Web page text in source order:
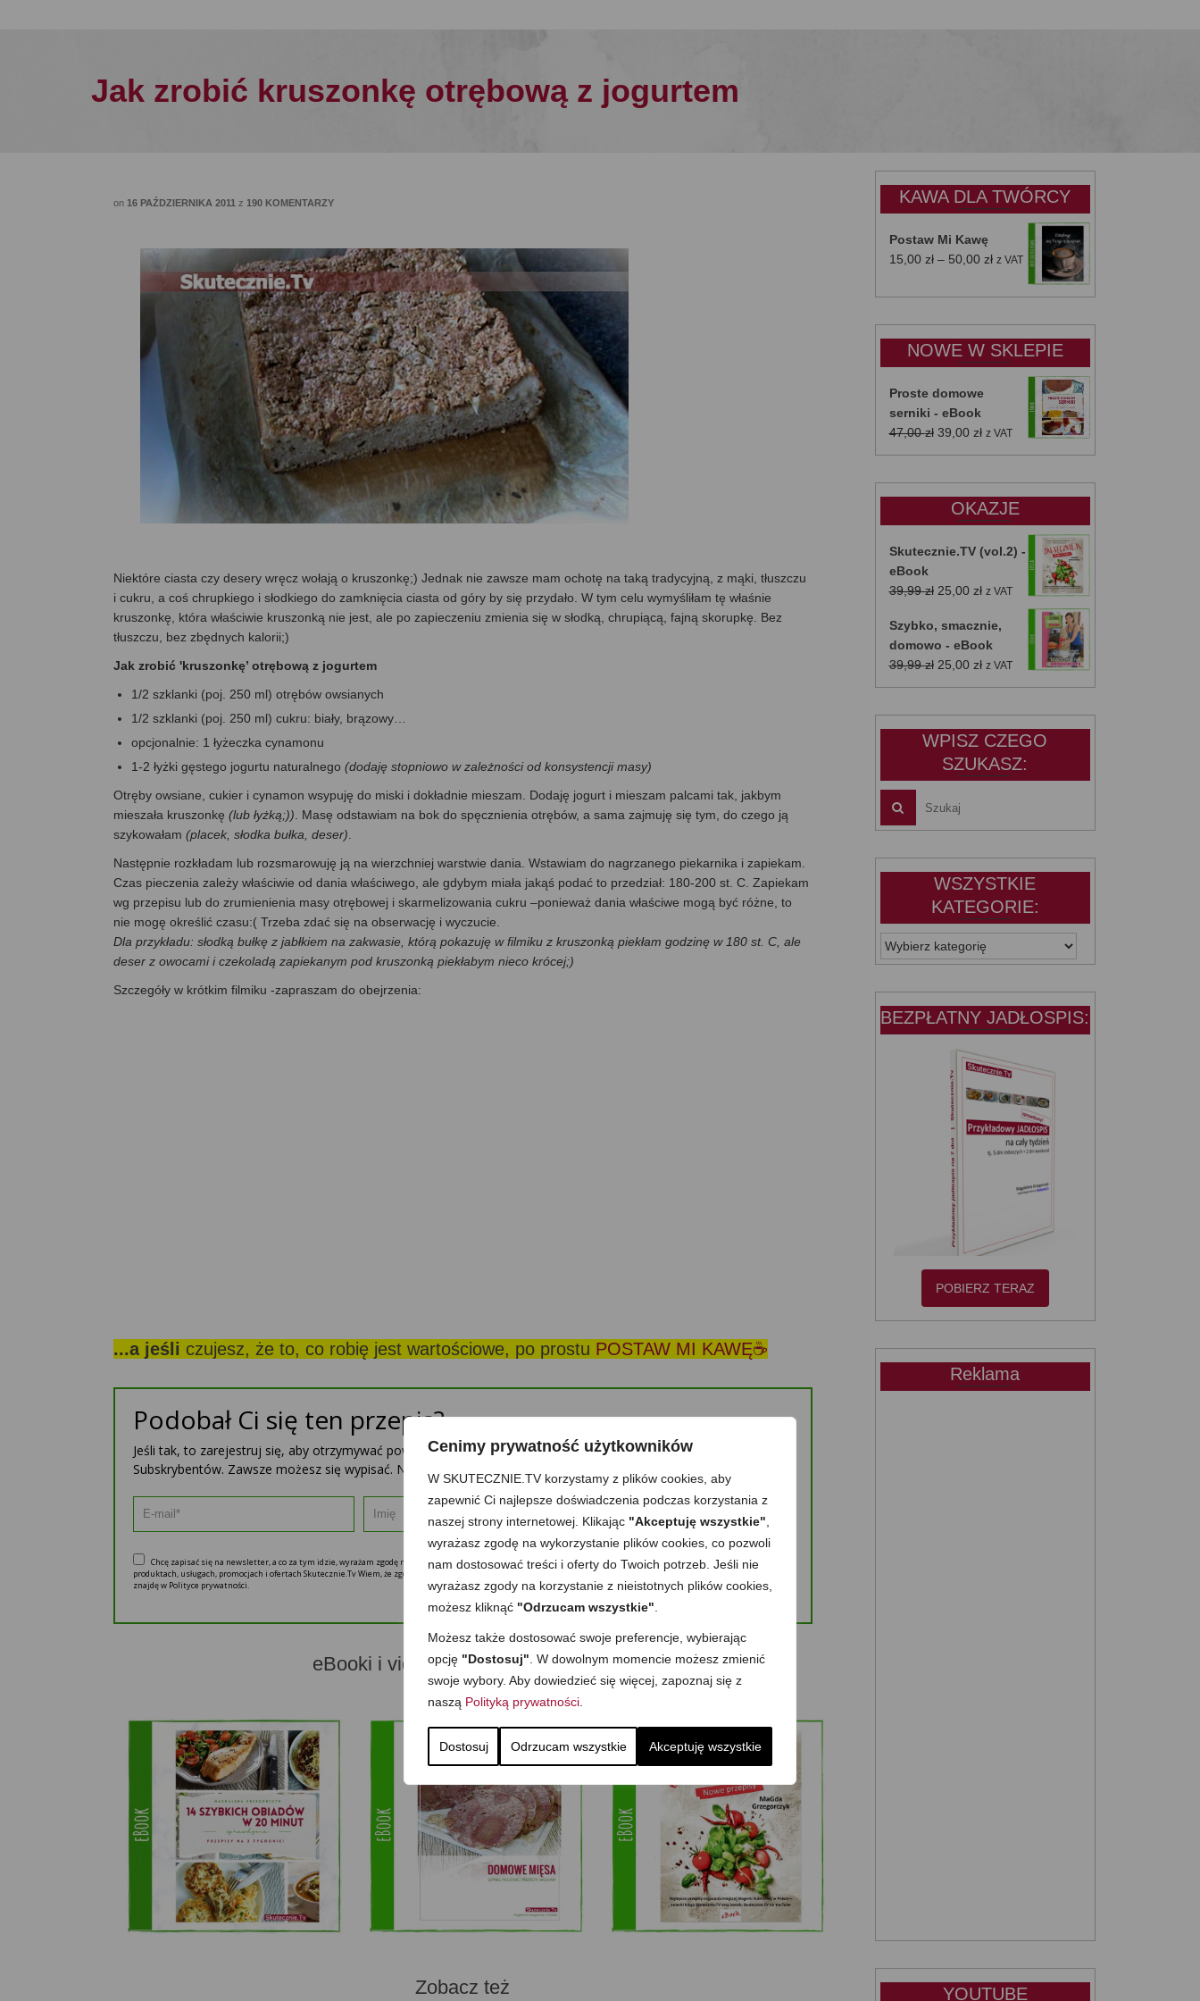
Cenimy prywatność użytkowników
W SKUTECZNIE.TV korzystamy z plików cookies, aby
zapewnić Ci najlepsze doświadczenia podczas korzystania z
naszej strony internetowej. Klikając "Akceptuję wszystkie"
wyrażasz zgodę na wykorzystanie plików cookies, co pozwoli
nam dostosować treści i oferty do Twoich potrzeb. Jeśli nie
wyrażasz zgody na korzystanie z nieistotnych plików cookies,
możesz kliknąć "Odrzucam wszystkie"
Możesz także dostosować swoje preferencje, wybierając
opcję "Dostosuj" . W dowolnym momencie możesz zmienić
swoje wybory. Aby dowiedzieć się więcej, zapoznaj się z
naszą Polityką prywatności
Dostosuj Odrzucam wszystkie Akceptuję wszystkie
Jak zrobić kruszonkę otrębową z jogurtem
on 16 PAŹDZIERNIKA 2011 z 190 KOMENTARZY
Niektóre ciasta czy desery wręcz wołają o kruszonkę;) Jednak nie zawsze mam ochotę na taką tradycyjną, z mąki, tłuszczu
i cukru, a coś chrupkiego i słodkiego do zamknięcia ciasta od góry by się przydało. W tym celu wymyśliłam tę właśnie
kruszonkę, która właściwie kruszonką nie jest, ale po zapieczeniu zmienia się w słodką, chrupiącą, fajną skorupkę. Bez
tłuszczu, bez zbędnych kalorii;)
Jak zrobić 'kruszonkę’ otrębową z jogurtem
1/2 szklanki (poj. 250 ml) otrębów owsianych
1/2 szklanki (poj. 250 ml) cukru: biały, brązowy…
opcjonalnie: 1 łyżeczka cynamonu
1-2 łyżki gęstego jogurtu naturalnego (dodaję stopniowo w zależności od konsystencji masy)
Otręby owsiane, cukier i cynamon wsypuję do miski i dokładnie mieszam. Dodaję jogurt i mieszam palcami tak, jakbym
mieszała kruszonkę (lub łyżką;)) . Masę odstawiam na bok do spęcznienia otrębów, a sama zajmuję się tym, do czego ją
szykowałam (placek, słodka bułka, deser)
Następnie rozkładam lub rozsmarowuję ją na wierzchniej warstwie dania. Wstawiam do nagrzanego piekarnika i zapiekam.
Czas pieczenia zależy właściwie od dania właściwego, ale gdybym miała jakąś podać to przedział: 180-200 st. C. Zapiekam
wg przepisu lub do zrumienienia masy otrębowej i skarmelizowania cukru –ponieważ dania właściwe mogą być różne, to
nie mogę określić czasu:( Trzeba zdać się na obserwację i wyczucie.
Dla przykładu: słodką bułkę z jabłkiem na zakwasie, którą pokazuję w filmiku z kruszonką piekłam godzinę w 180 st. C, ale
deser z owocami i czekoladą zapiekanym pod kruszonką piekłabym nieco krócej;)
Szczegóły w krótkim filmiku -zapraszam do obejrzenia:
...a jeśli czujesz, że to, co robię jest wartościowe, po prostu POSTAW MI KAWĘ☕
Podobał Ci się ten przepis?
Jeśli tak, to zarejestruj się, aby otrzymywać powiadomienia o nowych przepisach oraz treści tylko dla
Subskrybentów. Zawsze możesz się wypisać. Nie ujawnię nikomu Twojego adresu.
Zapisz mnie
Chcę zapisać się na newsletter, a co za tym idzie, wyrażam zgodę na przesyłanie mi na podany w formularzu adres e-mail informacji o upominkach, nowościach,
produktach, usługach, promocjach i ofertach Skutecznie.Tv Wiem, że zgodę mogę w każdej chwili wycofać, a szczegóły związane z przetwarzaniem moich danych osobowych
znajdę w Polityce prywatności.
eBooki i video inspiracje dla Ciebie
Zobacz też
KAWA DLA TWÓRCY
Postaw Mi Kawę
15,00 zł – 50,00 złZakres
od
do
50,00 zł
z VAT
NOWE W SKLEPIE
Proste domowe
serniki - eBook
47,00zł Pierwotna
cena
39,00 złAktualna
cena
z VAT
OKAZJE
Skutecznie.TV (vol.2) -
eBook
39,99zł Pierwotna
wynosiła:
39,99 zł.
25,00 złAktualna
wynosi:
25,00 zł.
z VAT
Szybko, smacznie,
domowo - eBook
39,99zł Pierwotna
cena
25,00 złAktualna
cena
z VAT
WPISZ CZEGO
SZUKASZ:
WSZYSTKIE
KATEGORIE:
WSZYSTKIE
KATEGORIE:
BEZPŁATNY JADŁOSPIS:
POBIERZ TERAZ
Reklama
YOUTUBE